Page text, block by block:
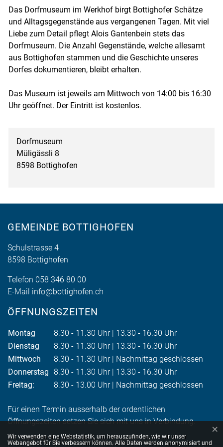
Das Dorfmuseum im Werkhof birgt Bottighofer Schätze
und Alltagsgegenstände aus vergangenen Tagen. Mit viel
Liebe zum Detail pflegt Alois Gantenbein stets das
Dorfmuseum. Die Anzahl Gegenstände, welche allesamt
aus Bottighofen stammen und die Geschichte unseres
Dorfes dokumentieren, bleibt erhalten.
Das Museum ist jeweils am Mittwoch von 14:00 bis 16:30
Uhr geöffnet. Der Eintritt ist kostenlos.
Dorfmuseum
Müligässli 8
8598 Bottighofen
GEMEINDE BOTTIGHOFEN
Schulstrasse 4
8598 Bottighofen
Telefon 058 346 80 00
E-Mail info@bottighofen.ch
ÖFFNUNGSZEITEN
Montag
8.30 - 11.30 Uhr | 13.30 - 16.30 Uhr
Dienstag
8.30 - 11.30 Uhr | 13.30 - 16.30 Uhr
Mittwoch
8.30 - 11.30 Uhr | Nachmittag geschlossen
Donnerstag 8.30 - 11.30 Uhr | 13.30 - 16.30 Uhr
Freitag:
8.30 - 13.00 Uhr | Nachmittag geschlossen
Für einen Termin ausserhalb der ordentlichen
Öffnungszeiten setzen Sie sich mit uns in Verbindung.
Das Steueramt bleibt freitags geschlossen.
Webstatistik
Wir verwenden eine Webstatistik, um herauszufinden, wie wir unser
Webangebot für Sie verbessern können. Alle Daten werden anonymisiert und
×